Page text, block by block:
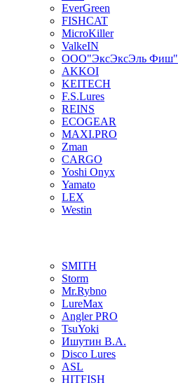
EverGreen
FISHCAT
MicroKiller
ValkeIN
ООО"ЭксЭксЭль Фиш"
AKKOI
KEITECH
F.S.Lures
REINS
ECOGEAR
MAXI.PRO
Zman
CARGO
Yoshi Onyx
Yamato
LEX
Westin
SMITH
Storm
Mr.Rybno
LureMax
Angler PRO
TsuYoki
Ишутин В.А.
Disco Lures
ASL
HITFISH